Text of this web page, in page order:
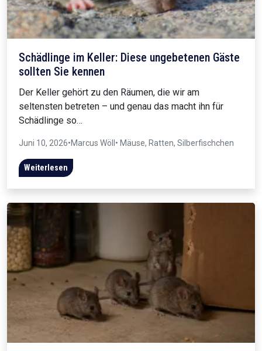
Schädlinge im Keller: Diese ungebetenen Gäste
sollten Sie kennen
Der Keller gehört zu den Räumen, die wir am
seltensten betreten – und genau das macht ihn für
Schädlinge so…
Juni 10, 2026•Marcus Wöll • Mäuse, Ratten, Silberfischchen
Weiterlesen